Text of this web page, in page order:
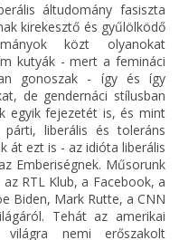
áltudomány fasiszta
kirekesztő és gyűlölködő
közt olyanokat
kutyák - mert a femináci
gonoszak - így és így
de gendernáci stílusban
egyik fejezetét is, és mint
párti, liberális és toleráns
át ezt is - az idióta liberális
Emberiségnek. Műsorunk
RTL Klub, a Facebook, a
Biden, Mark Rutte, a CNN
Tehát az amerikai
nemi erőszakolt